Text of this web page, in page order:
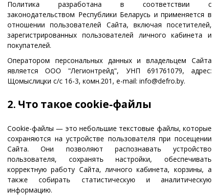
Политика разработана в соответствии с
законодательством Республики Беларусь и применяется в
отношении пользователей Сайта, включая посетителей,
зарегистрированных пользователей личного кабинета и
покупателей.
Оператором персональных данных и владельцем Сайта
является ООО "Легионтрейд", УНП 691761079, адрес:
Щомыслицки с/с 16-3, комн.201, e-mail: info@defro.by.
2. Что такое cookie-файлы
Cookie-файлы — это небольшие текстовые файлы, которые
сохраняются на устройстве пользователя при посещении
Сайта. Они позволяют распознавать устройство
пользователя, сохранять настройки, обеспечивать
корректную работу Сайта, личного кабинета, корзины, а
также собирать статистическую и аналитическую
информацию.